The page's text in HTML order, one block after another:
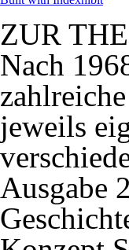
ZUR
Nach
jeweils
Ausgabe